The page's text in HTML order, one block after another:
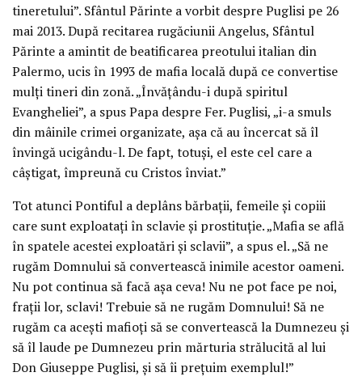
tineretului”. Sfântul Părinte a vorbit despre Puglisi pe 26
mai 2013. După recitarea rugăciunii Angelus, Sfântul
Părinte a amintit de beatificarea preotului italian din
Palermo, ucis în 1993 de mafia locală după ce convertise
mulți tineri din zonă. „Învățându-i după spiritul
Evangheliei”, a spus Papa despre Fer. Puglisi, „i-a smuls
din mâinile crimei organizate, așa că au încercat să îl
învingă ucigându-l. De fapt, totuși, el este cel care a
câștigat, împreună cu Cristos înviat.”
Tot atunci Pontiful a deplâns bărbații, femeile și copiii
care sunt exploatați în sclavie și prostituție. „Mafia se află
în spatele acestei exploatări și sclavii”, a spus el. „Să ne
rugăm Domnului să convertească inimile acestor oameni.
Nu pot continua să facă așa ceva! Nu ne pot face pe noi,
frații lor, sclavi! Trebuie să ne rugăm Domnului! Să ne
rugăm ca acești mafioți să se convertească la Dumnezeu și
să îl laude pe Dumnezeu prin mărturia strălucită al lui
Don Giuseppe Puglisi, și să îi prețuim exemplul!”